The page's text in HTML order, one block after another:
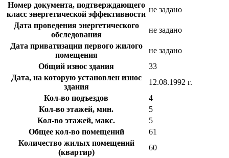
Номер документа, подтверждающего
класс энергетической эффективности
не задано
Дата проведения энергетического
обследования
не задано
Дата приватизации первого жилого
помещения
не задано
Общий износ здания
33
Дата, на которую установлен износ
здания
12.08.1992 г.
Кол-во подъездов
4
Кол-во этажей, мин.
5
Кол-во этажей, макс.
5
Общее кол-во помещений
61
Количество жилых помещений
(квартир)
60